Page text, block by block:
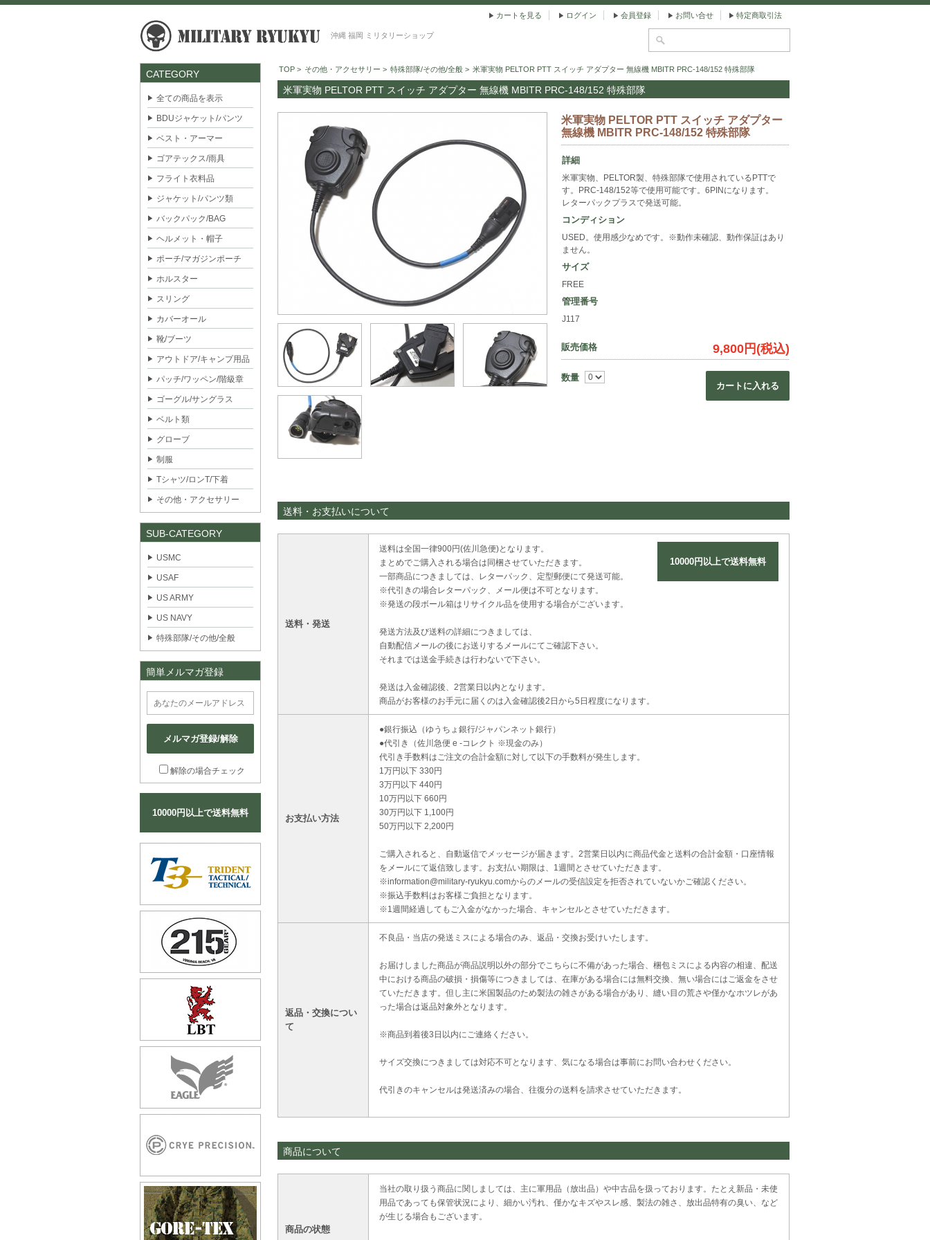
沖縄 福岡 ミリタリーショップ
カートを見る ログイン 会員登録 お問い合せ 特定商取引法
CATEGORY
全ての商品を表示
BDUジャケット/パンツ
ベスト・アーマー
ゴアテックス/雨具
フライト衣料品
ジャケット/パンツ類
バックパック/BAG
ヘルメット・帽子
ポーチ/マガジンポーチ
ホルスター
スリング
カバーオール
靴/ブーツ
アウトドア/キャンプ用品
パッチ/ワッペン/階級章
ゴーグル/サングラス
ベルト類
グローブ
制服
Tシャツ/ロンT/下着
その他・アクセサリー
SUB-CATEGORY
USMC
USAF
US ARMY
US NAVY
特殊部隊/その他/全般
簡単メルマガ登録
メルマガ登録/解除
解除の場合チェック
10000円以上で送料無料
TOP > その他・アクセサリー > 特殊部隊/その他/全般 > 米軍実物 PELTOR PTT スイッチ アダプター 無線機 MBITR PRC-148/152 特殊部隊
米軍実物 PELTOR PTT スイッチ アダプター 無線機 MBITR PRC-148/152 特殊部隊
米軍実物 PELTOR PTT スイッチ アダプター
無線機 MBITR PRC-148/152 特殊部隊
詳細
米軍実物、PELTOR製、特殊部隊で使用されているPTTで
す。PRC-148/152等で使用可能です。6PINになります。
レターパックプラスで発送可能。
コンディション
USED。使用感少なめです。※動作未確認、動作保証はあり
ません。
サイズ
FREE
管理番号
J117
販売価格 9,800円(税込)
数量
カートに入れる
送料・お支払いについて
送料・発送
10000円以上で送料無料
送料は全国一律900円(佐川急便)となります。
まとめでご購入される場合は同梱させていただきます。
一部商品につきましては、レターパック、定型郵便にて発送可能。
※代引きの場合レターパック、メール便は不可となります。
※発送の段ボール箱はリサイクル品を使用する場合がございます。
発送方法及び送料の詳細につきましては、
自動配信メールの後にお送りするメールにてご確認下さい。
それまでは送金手続きは行わないで下さい。
発送は入金確認後、2営業日以内となります。
商品がお客様のお手元に届くのは入金確認後2日から5日程度になります。
お支払い方法
●銀行振込（ゆうちょ銀行/ジャパンネット銀行）
●代引き（佐川急便 e -コレクト ※現金のみ）
代引き手数料はご注文の合計金額に対して以下の手数料が発生します。
1万円以下 330円
3万円以下 440円
10万円以下 660円
30万円以下 1,100円
50万円以下 2,200円
ご購入されると、自動返信でメッセージが届きます。2営業日以内に商品代金と送料の合計金額・口座情報
をメールにて返信致します。お支払い期限は、1週間とさせていただきます。
※information@military-ryukyu.comからのメールの受信設定を拒否されていないかご確認ください。
※振込手数料はお客様ご負担となります。
※1週間経過してもご入金がなかった場合、キャンセルとさせていただきます。
返品・交換につい
て
不良品・当店の発送ミスによる場合のみ、返品・交換お受けいたします。
お届けしました商品が商品説明以外の部分でこちらに不備があった場合、梱包ミスによる内容の相違、配送
中における商品の破損・損傷等につきましては、在庫がある場合には無料交換、無い場合にはご返金をさせ
ていただきます。但し主に米国製品のため製法の雑さがある場合があり、縫い目の荒さや僅かなホツレがあ
った場合は返品対象外となります。
※商品到着後3日以内にご連絡ください。
サイズ交換につきましては対応不可となります、気になる場合は事前にお問い合わせください。
代引きのキャンセルは発送済みの場合、往復分の送料を請求させていただきます。
商品について
商品の状態
当社の取り扱う商品に関しましては、主に軍用品（放出品）や中古品を扱っております。たとえ新品・未使
用品であっても保管状況により、細かい汚れ、僅かなキズやスレ感、製法の雑さ、放出品特有の臭い、など
が生じる場合もございます。